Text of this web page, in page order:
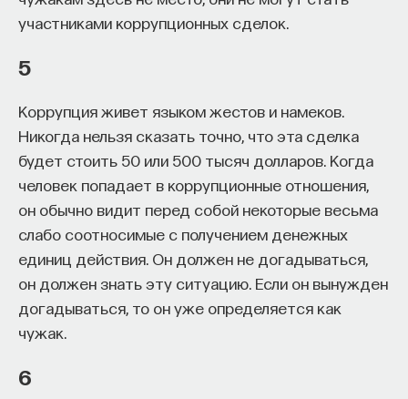
участниками коррупционных сделок.
5
Коррупция живет языком жестов и намеков.
Никогда нельзя сказать точно, что эта сделка
будет стоить 50 или 500 тысяч долларов. Когда
человек попадает в коррупционные отношения,
он обычно видит перед собой некоторые весьма
слабо соотносимые с получением денежных
единиц действия. Он должен не догадываться,
он должен знать эту ситуацию. Если он вынужден
догадываться, то он уже определяется как
чужак.
6